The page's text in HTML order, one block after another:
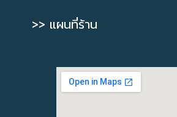
>> แผนที่ร้าน